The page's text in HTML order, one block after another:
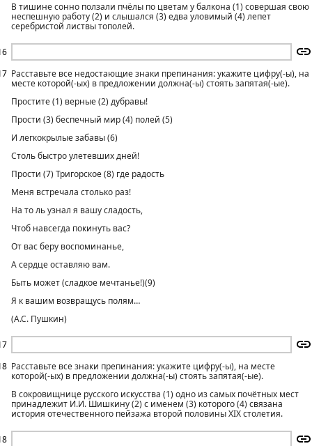
В тишине сонно ползали пчёлы по цветам у балкона (1) совершая свою
неспешную работу (2) и слышался (3) едва уловимый (4) лепет
серебристой листвы тополей.
Расставьте все недостающие знаки препинания: укажите цифру(-ы), на
месте которой(-ых) в предложении должна(-ы) стоять запятая(-ые).
Простите (1) верные (2) дубравы!
Прости (3) беспечный мир (4) полей (5)
И легкокрылые забавы (6)
Столь быстро улетевших дней!
Прости (7) Тригорское (8) где радость
Меня встречала столько раз!
На то ль узнал я вашу сладость,
Чтоб навсегда покинуть вас?
От вас беру воспоминанье,
А сердце оставляю вам.
Быть может (сладкое мечтанье!)(9)
Я к вашим возвращусь полям…
(А.С. Пушкин)
Расставьте все знаки препинания: укажите цифру(-ы), на месте
которой(-ых) в предложении должна(-ы) стоять запятая(-ые).
В сокровищнице русского искусства (1) одно из самых почётных мест
принадлежит И.И. Шишкину (2) с именем (3) которого (4) связана
история отечественного пейзажа второй половины XIX столетия.